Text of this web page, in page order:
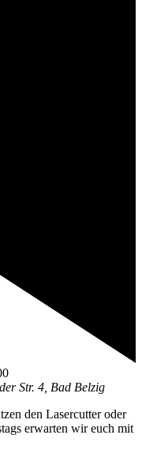
Str. 4, Bad Belzig
den Lasercutter oder
erwarten wir euch mit